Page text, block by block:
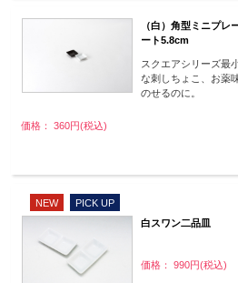
（白）角型ミニプレ
ート5.8cm
スクエアシリーズ最
な刺しちょこ、お薬
のせるのに。
価格： 360円(税込)
NEW
PICK UP
白スワン二品皿
価格： 990円(税込)